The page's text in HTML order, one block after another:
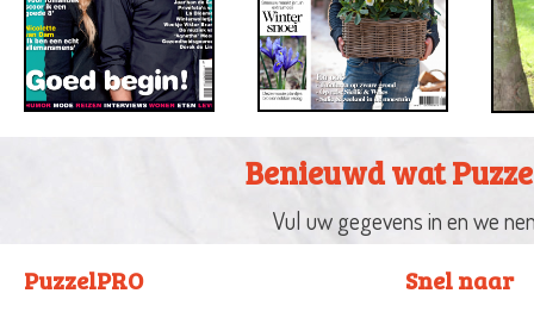
Benieuwd wat
Vul uw gegevens in en we
PuzzelPRO Snel naar